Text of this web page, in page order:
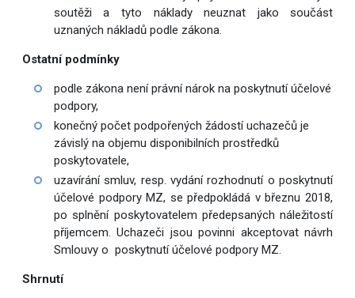
soutěži a tyto náklady neuznat jako součást
uznaných nákladů podle zákona.
Ostatní podmínky
podle zákona není právní nárok na poskytnutí účelové
podpory,
konečný počet podpořených žádostí uchazečů je
závislý na objemu disponibilních prostředků
poskytovatele,
uzavírání smluv, resp. vydání rozhodnutí o poskytnutí
účelové podpory MZ, se předpokládá v březnu 2018,
po splnění poskytovatelem předepsaných náležitostí
příjemcem. Uchazeči jsou povinni akceptovat návrh
Smlouvy o poskytnutí účelové podpory MZ.
Shrnutí